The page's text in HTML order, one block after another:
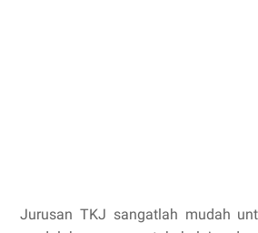
Jurusan TKJ sangatlah mudah